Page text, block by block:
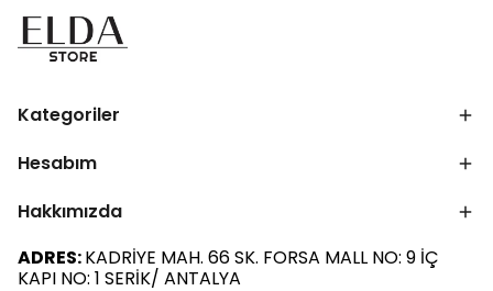
Kategoriler
Hesabım
Hakkımızda
ADRES:KADRİYE MAH. 66 SK. FORSA MALL NO: 9 İÇ
KAPI NO: 1 SERİK/ ANTALYA